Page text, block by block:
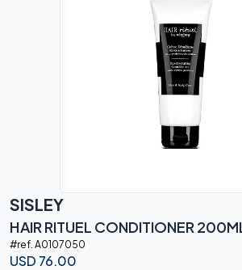
SISLEY
HAIR RITUEL CONDITIONER
#ref. A0107050
USD 76.00